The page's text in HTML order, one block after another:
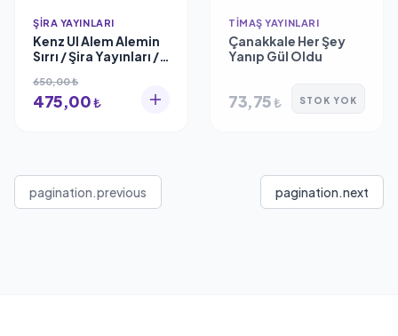
ŞIRA YAYINLARI
Kenz Ul Alem Alemin
Sırrı / Şira Yayınları /
650,00 ₺
475,00₺
TIMAŞ YAYINLARI
Çanakkale Her Şey
Yanıp Gül Oldu
73,75₺ STOK YOK
pagination.previous pagination.next